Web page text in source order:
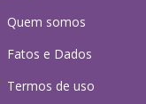
Quem somos
Fatos e Dados
Termos de uso